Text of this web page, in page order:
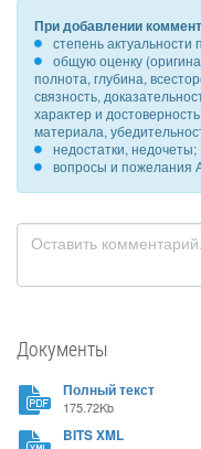
При добавлении
степень актуальности
общую оценку
полнота, глубина,
связность,
характер и
материала,
недостатки, недочеты;
вопросы и пожелания
Документы
Полный текст
175.72Kb
BITS XML